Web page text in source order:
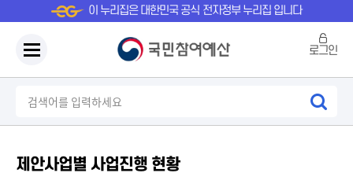
이 누리집은 대한민국 공식 전자정부 누리집 입니다
로그인
제안사업별 사업진행 현황